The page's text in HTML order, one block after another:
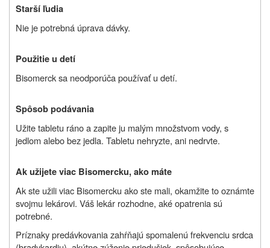
Starší ľudia
Nie je potrebná úprava dávky.
Použitie u detí
Bisomerck sa neodporúča používať u detí.
Spôsob podávania
Užite tabletu ráno a zapite ju malým množstvom vody, s
jedlom alebo bez jedla. Tabletu nehryzte, ani nedrvte.
Ak užijete viac Bisomercku, ako máte
Ak ste užili viac Bisomercku ako ste mali, okamžite to oznámte
svojmu lekárovi. Váš lekár rozhodne, aké opatrenia sú
potrebné.
Príznaky predávkovania zahŕňajú spomalenú frekvenciu srdca